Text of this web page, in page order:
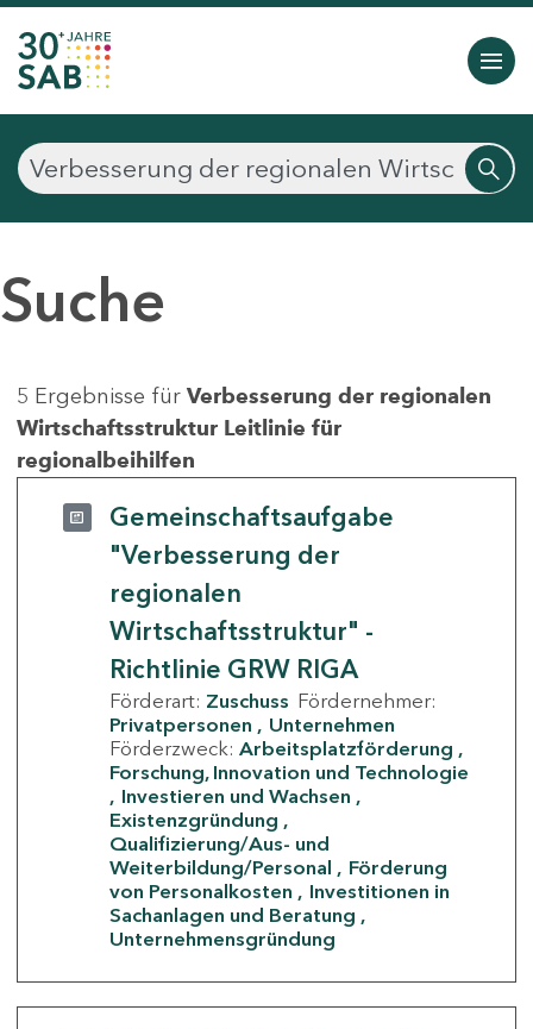
Suche
5 Ergebnisse für Verbesserung der regionalen
Wirtschaftsstruktur Leitlinie für
regionalbeihilfen
Gemeinschaftsaufgabe
"Verbesserung der
regionalen
Wirtschaftsstruktur" -
Richtlinie GRW RIGA
Förderart: Zuschuss Fördernehmer:
Privatpersonen
Unternehmen
Förderzweck: Arbeitsplatzförderung
Forschung, Innovation und Technologie
Investieren und Wachsen
Existenzgründung
Qualifizierung/Aus- und
Weiterbildung/Personal
Förderung
von Personalkosten
Investitionen in
Sachanlagen und Beratung
Unternehmensgründung